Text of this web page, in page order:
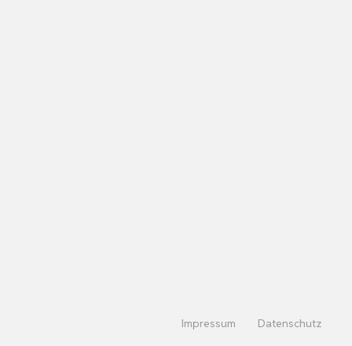
Impressum Datenschutz